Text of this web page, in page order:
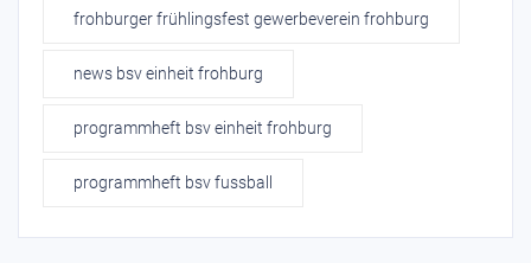
frohburger frühlingsfest gewerbeverein frohburg
news bsv einheit frohburg
programmheft bsv einheit frohburg
programmheft bsv fussball